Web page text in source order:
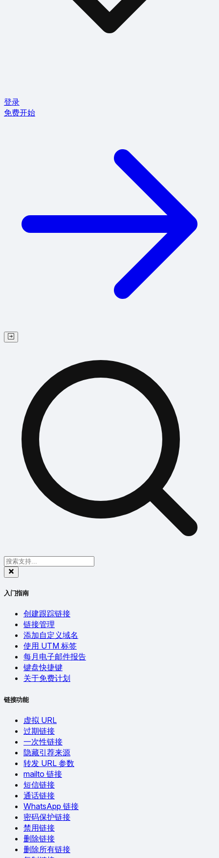
登录
免费开始
入门指南
创建跟踪链接
链接管理
添加自定义域名
使用 UTM 标签
每月电子邮件报告
键盘快捷键
关于免费计划
链接功能
虚拟 URL
过期链接
一次性链接
隐藏引荐来源
转发 URL 参数
mailto 链接
短信链接
通话链接
WhatsApp 链接
密码保护链接
禁用链接
删除链接
删除所有链接